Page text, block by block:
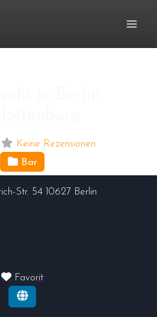
Keine Rezensionen
Bar
Str. 54 10627 Berlin
Favorit